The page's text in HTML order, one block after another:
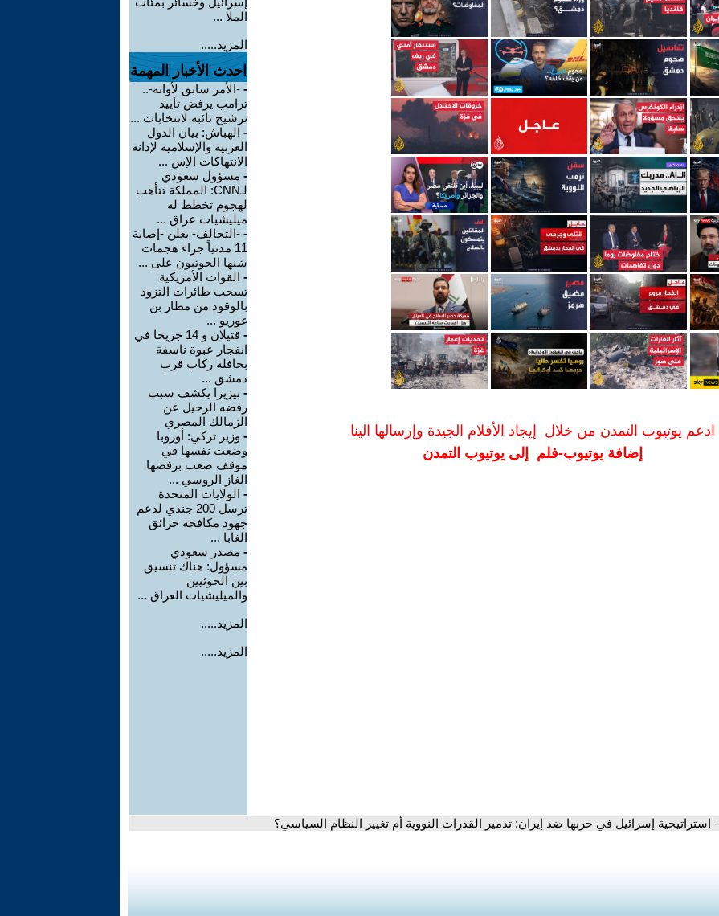
ادعم يوتيوب التمدن من خلال إيجاد الأفلام الجيدة وإرسالها الينا
إضافة يوتيوب-فلم إلى يوتيوب التمدن
الملا ...
المزيد.....
احدث الأخبار المهمة
- -الأمر سابق لأوانه-..
ترامب يرفض تأييد
ترشيح نائبه لانتخابات ...
- الهباش: بيان الدول
العربية والإسلامية لإدانة
الانتهاكات الإس ...
- مسؤول سعودي
لـCNN: المملكة تتأهب
لهجوم تخطط له
ميليشيات عراق ...
- -التحالف- يعلن -إصابة
11 مدنياً جراء هجمات
شنها الحوثيون على ...
- القوات الأمريكية
تسحب طائرات التزود
بالوقود من مطار بن
غوريو ...
-
قتيلان و 14 جريحا في
انفجار عبوة ناسفة
بحافلة ركاب قرب
دمشق ...
- بيزيرا يكشف سبب
رفضه الرحيل عن
الزمالك المصري
- وزير تركي: أوروبا
وضعت نفسها في
موقف صعب برفضها
الغاز الروسي ...
- الولايات المتحدة
ترسل 200 جندي لدعم
جهود مكافحة حرائق
الغابا ...
- مصدر سعودي
مسؤول: هناك تنسيق
بين الحوثيين
والميليشيات العراق ...
المزيد.....
المزيد.....
- استراتيجية إسرائيل في حربها ضد إيران: تدمير القدرات النووية أم تغيير النظام السياسي؟